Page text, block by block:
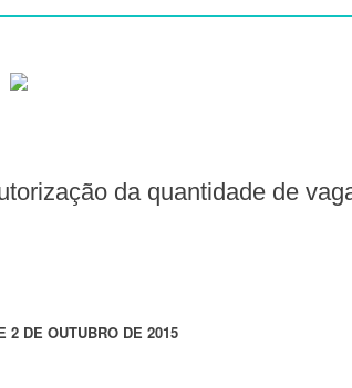
2 DE OUTUBRO DE 2015